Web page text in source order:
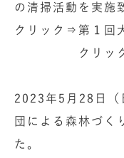
の清掃活動を実施
クリック⇒第１回
クリック
2023年5月28日
団による森林づく
た。